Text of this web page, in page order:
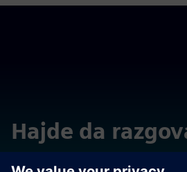
Hajde da
Obratite se pitanjima ili